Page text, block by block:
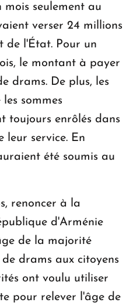
seulement au
verser 24 millions
de l'État. Pour un
le montant à payer
drams. De plus, les
sommes
toujours enrôlés dans
leur service. En
été soumis au
renoncer à la
d'Arménie
de la majorité
drams aux citoyens
ont voulu utiliser
pour relever l'âge de